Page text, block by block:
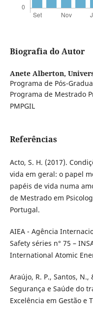
Biografia do Autor
Anete Alberton,
Programa de Pós-
Programa de Mestrado
PMPGIL
Referências
Acto, S. H. (2017).
vida em geral: o papel
papéis de vida numa
de Mestrado em
Portugal.
AIEA - Agência
Safety séries n° 75 –
International Atomic
Araújo, R. P., Santos, N.,
Segurança e Saúde do
Excelência em Gestão e